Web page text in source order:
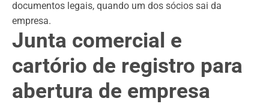
documentos legais, quando um dos sócios sai da
empresa.
Junta comercial e
cartório de registro para
abertura de empresa